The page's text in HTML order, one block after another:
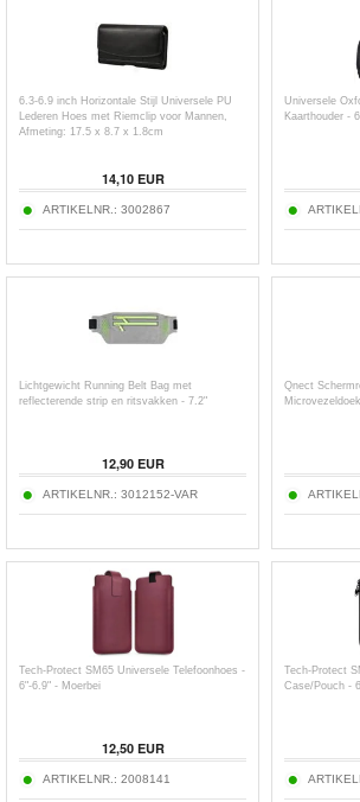
6.3-6.9 inch Horizontale Stijl Universele PU
Lederen Hoes met Riemclip voor Mannen,
Afmeting: 17.5 x 8.7 x 1.8cm
14,10EUR
ARTIKELNR.: 3002867
Universele
Kaarthouder -
Lichtgewicht Running Belt Bag met
reflecterende strip en ritsvakken - 7.2"
12,90EUR
ARTIKELNR.: 3012152-VAR
Qnect
Microvezeldoek
Tech-Protect SM65 Universele Telefoonhoes -
6"-6.9" - Moerbei
12,50EUR
ARTIKELNR.: 2008141
Tech-Protect
Case/Pouch -